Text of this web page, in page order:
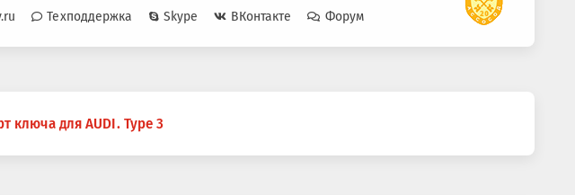
Техподдержка Skype ВКонтакте Форум
ключа для AUDI. Type 3